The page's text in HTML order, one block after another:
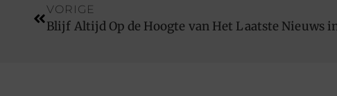
VORIGE
Blijf Altijd Op de Hoogte van Het Laatste Nieuws